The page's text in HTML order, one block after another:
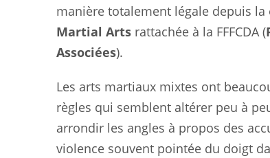
manière totalement légale depuis la
Martial Arts rattachée à la FFFCDA (
Associées).
Les arts martiaux mixtes ont
règles qui semblent altérer peu à
arrondir les angles à propos des
violence souvent pointée du doigt